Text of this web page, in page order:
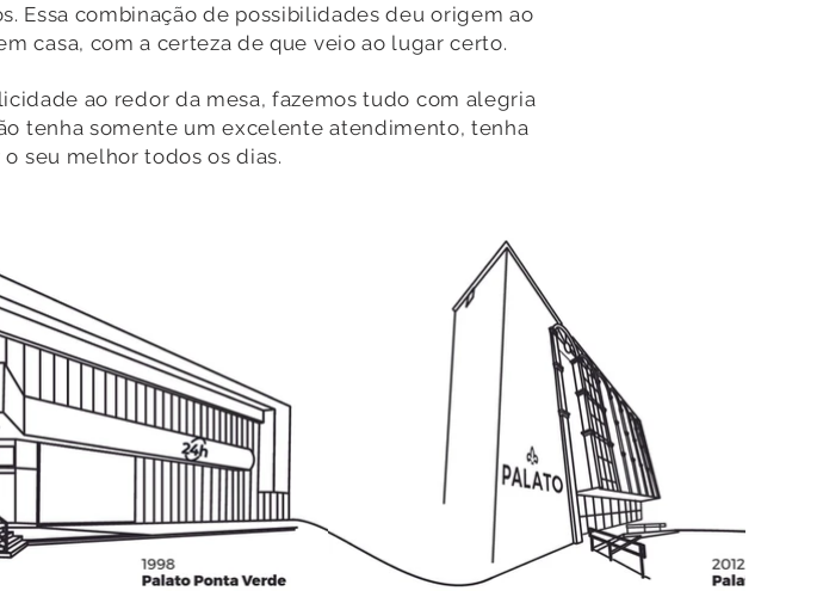
Essa combinação de possibilidades deu origem ao
casa, com a certeza de que veio ao lugar certo.
ao redor da mesa, fazemos tudo com alegria
tenha somente um excelente atendimento, tenha
seu melhor todos os dias.